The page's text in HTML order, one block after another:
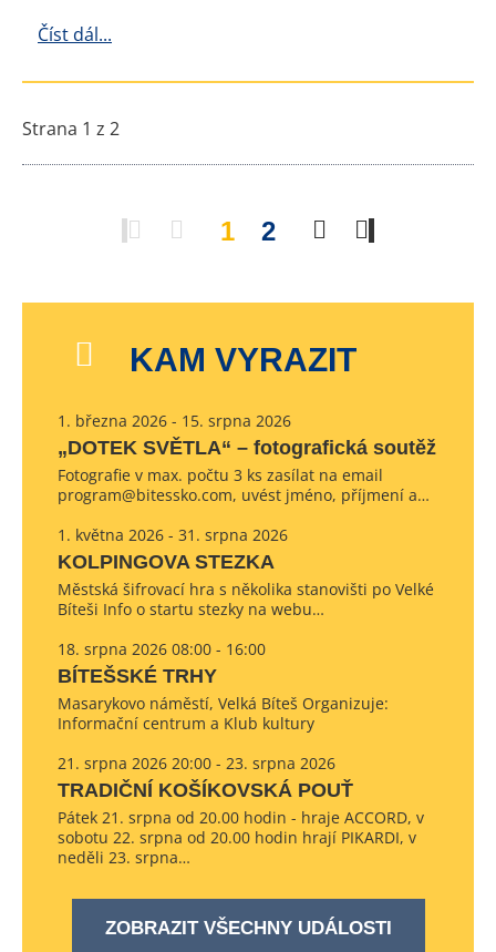
Číst dál...
Strana 1 z 2
1 2
KAM VYRAZIT
1. března 2026 - 15. srpna 2026
„DOTEK SVĚTLA“ – fotografická soutěž
Fotografie v max. počtu 3 ks zasílat na email
program@bitessko.com, uvést jméno, příjmení a…
1. května 2026 - 31. srpna 2026
KOLPINGOVA STEZKA
Městská šifrovací hra s několika stanovišti po Velké
Bíteši Info o startu stezky na webu…
18. srpna 2026 08:00 - 16:00
BÍTEŠSKÉ TRHY
Masarykovo náměstí, Velká Bíteš Organizuje:
Informační centrum a Klub kultury
21. srpna 2026 20:00 - 23. srpna 2026
TRADIČNÍ KOŠÍKOVSKÁ POUŤ
Pátek 21. srpna od 20.00 hodin - hraje ACCORD, v
sobotu 22. srpna od 20.00 hodin hrají PIKARDI, v
neděli 23. srpna…
ZOBRAZIT VŠECHNY UDÁLOSTI